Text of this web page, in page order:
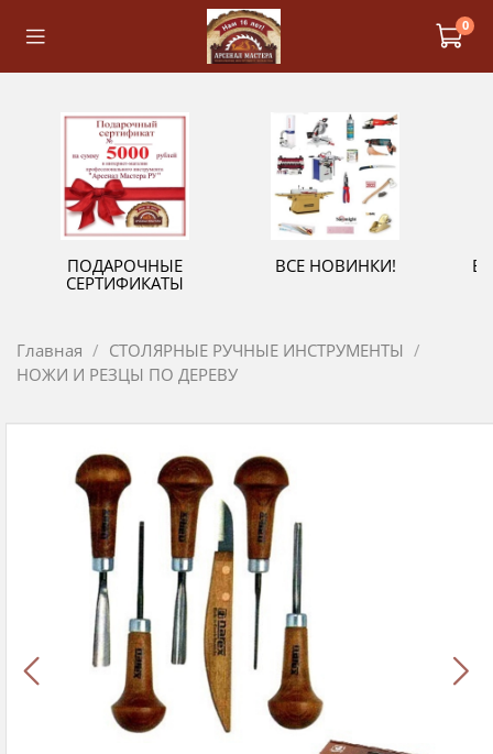
0
ПОДАРОЧНЫЕ
СЕРТИФИКАТЫ
ВСЕ НОВИНКИ!
Главная
СТОЛЯРНЫЕ РУЧНЫЕ ИНСТРУМЕНТЫ
НОЖИ И РЕЗЦЫ ПО ДЕРЕВУ